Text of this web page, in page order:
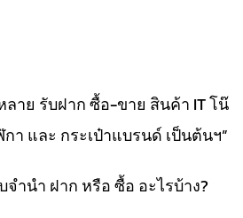
าย รับฝาก ซื้อ-ขาย สินค้า IT โน๊
า และ กระเป๋าแบรนด์ เป็นต้นฯ”
ำนำ ฝาก หรือ ซื้อ อะไรบ้าง?